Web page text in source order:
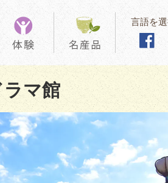
言語を
ラマ館